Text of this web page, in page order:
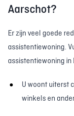
Aarschot?
Er zijn veel goede
assistentiewoning.
assistentiewoning in
U woont uiterst
winkels en